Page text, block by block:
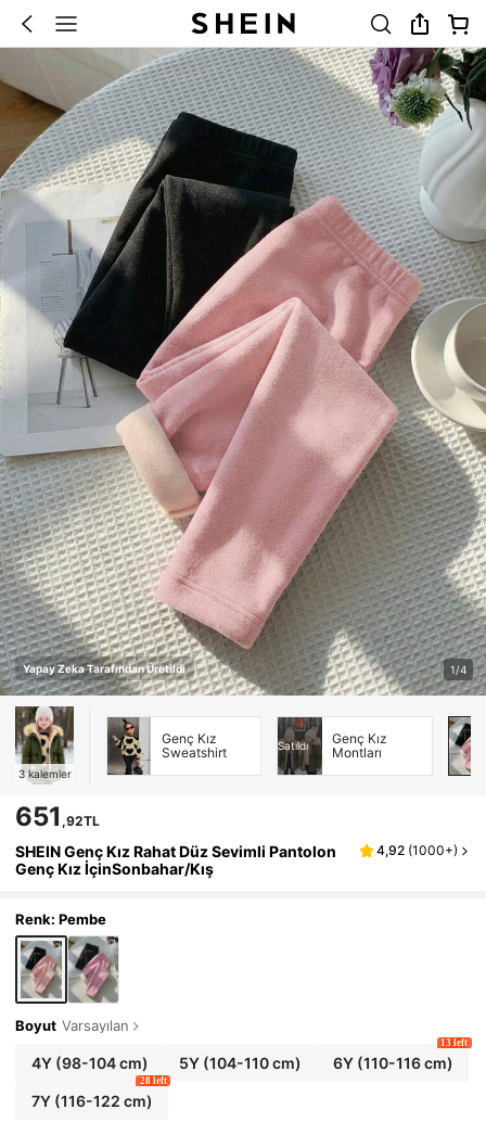
Yapay Zeka Tarafından Üretildi 1/4
3 kalemler
Genç Kız
Sweatshirt
Satıldı
Genç Kız
Montları
651 ,92TL
SHEIN Genç Kız Rahat Düz Sevimli Pantolon
Genç Kız İçinSonbahar/Kış
4,92 (1000+)
Renk: Pembe
Boyut Varsayılan
4Y(98-104 cm) 5Y (104-110 cm) 6Y(110-116 cm)
13 left
7Y(116-122 cm)
28 left